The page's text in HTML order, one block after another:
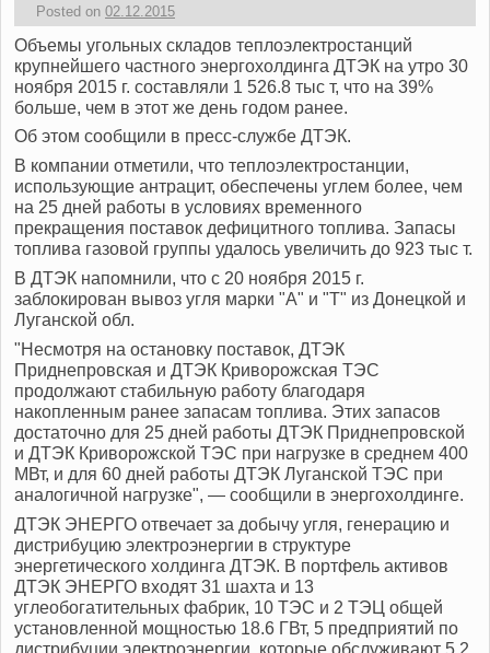
Posted on 02.12.2015
Объемы угольных складов теплоэлектростанций
крупнейшего частного энергохолдинга ДТЭК на утро 30
ноября 2015 г. составляли 1 526.8 тыс т, что на 39%
больше, чем в этот же день годом ранее.
Об этом сообщили в пресс-службе ДТЭК.
В компании отметили, что теплоэлектростанции,
использующие антрацит, обеспечены углем более, чем
на 25 дней работы в условиях временного
прекращения поставок дефицитного топлива. Запасы
топлива газовой группы удалось увеличить до 923 тыс т.
В ДТЭК напомнили, что с 20 ноября 2015 г.
заблокирован вывоз угля марки "А" и "Т" из Донецкой и
Луганской обл.
"Несмотря на остановку поставок, ДТЭК
Приднепровская и ДТЭК Криворожская ТЭС
продолжают стабильную работу благодаря
накопленным ранее запасам топлива. Этих запасов
достаточно для 25 дней работы ДТЭК Приднепровской
и ДТЭК Криворожской ТЭС при нагрузке в среднем 400
МВт, и для 60 дней работы ДТЭК Луганской ТЭС при
аналогичной нагрузке", — сообщили в энергохолдинге.
ДТЭК ЭНЕРГО отвечает за добычу угля, генерацию и
дистрибуцию электроэнергии в структуре
энергетического холдинга ДТЭК. В портфель активов
ДТЭК ЭНЕРГО входят 31 шахта и 13
углеобогатительных фабрик, 10 ТЭС и 2 ТЭЦ общей
установленной мощностью 18.6 ГВт, 5 предприятий по